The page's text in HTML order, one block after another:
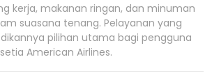
kerja, makanan ringan, dan minuman
suasana tenang. Pelayanan yang
pilihan utama bagi pengguna
setia American Airlines.